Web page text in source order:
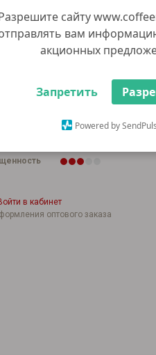
сайту
вам
акционных
Запретить
Powered by
сумме заказа от 5000 грн
приготовления
в кабинет
оптового заказа